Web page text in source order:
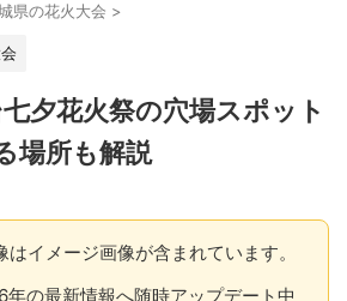
県の花火大会 >
夕花火祭の穴場スポット
場所も解説
イメージ画像が含まれています。
の最新情報へ随時アップデート中